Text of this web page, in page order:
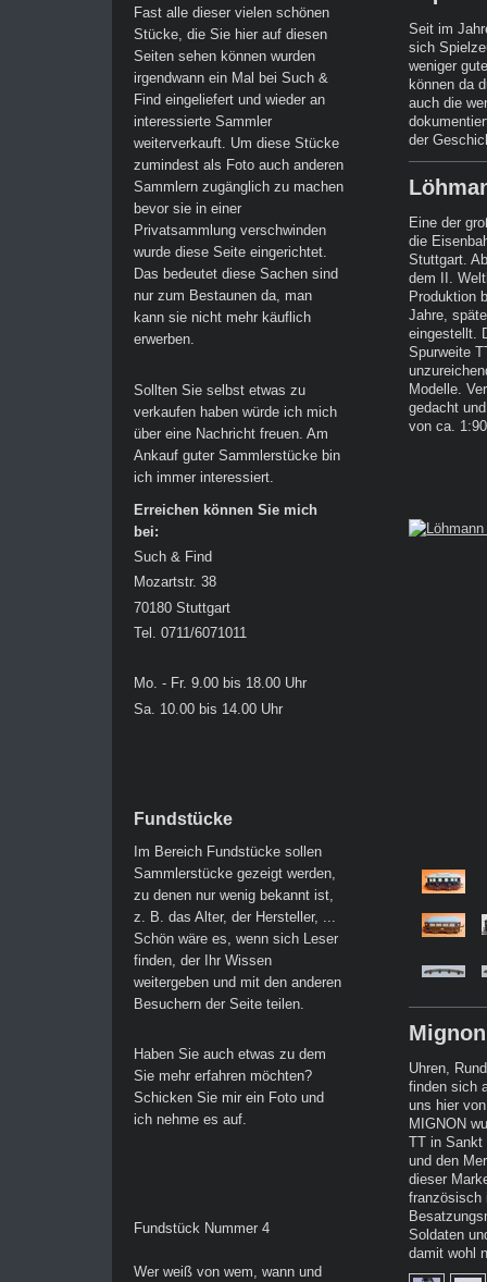
Seit im
sich
weniger
können da
auch die
der
Eine der
die
Stuttgart.
dem II.
Produktion
Jahre,
eingestellt.
Spurweite
Modelle.
gedacht
von ca.
Uhren,
finden sich
uns hier
MIGNON
TT in Sankt
und den
dieser
französisch
Soldaten
damit wohl
Fast alle dieser vielen schönen
Stücke, die Sie hier auf diesen
Seiten sehen können wurden
irgendwann ein Mal bei Such &
Find eingeliefert und wieder an
interessierte Sammler
weiterverkauft. Um diese Stücke
zumindest als Foto auch anderen
Sammlern zugänglich zu machen
bevor sie in einer
Privatsammlung verschwinden
wurde diese Seite eingerichtet.
Das bedeutet diese Sachen sind
nur zum Bestaunen da, man
kann sie nicht mehr käuflich
erwerben.
Sollten Sie selbst etwas zu
verkaufen haben würde ich mich
über eine Nachricht freuen. Am
Ankauf guter Sammlerstücke bin
ich immer interessiert.
Erreichen können Sie mich
bei:
Such & Find
Mozartstr. 38
70180 Stuttgart
Tel. 0711/6071011
Mo. - Fr. 9.00 bis 18.00 Uhr
Sa. 10.00 bis 14.00 Uhr
Fundstücke
Im Bereich Fundstücke sollen
Sammlerstücke gezeigt werden,
zu denen nur wenig bekannt ist,
z. B. das Alter, der Hersteller, ...
Schön wäre es, wenn sich Leser
finden, der Ihr Wissen
weitergeben und mit den anderen
Besuchern der Seite teilen.
Haben Sie auch etwas zu dem
Sie mehr erfahren möchten?
Schicken Sie mir ein Foto und
ich nehme es auf.
Fundstück Nummer 4
Wer weiß von wem, wann und